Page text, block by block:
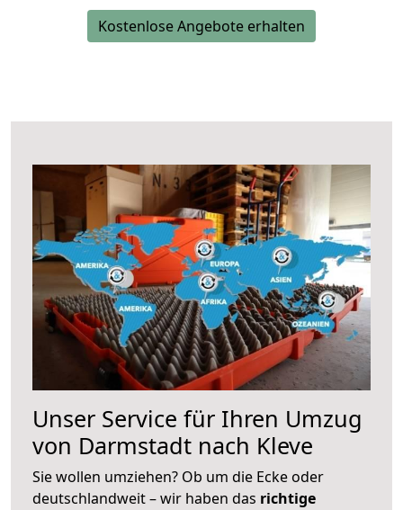
Kostenlose Angebote erhalten
Unser Service für Ihren Umzug
von Darmstadt nach Kleve
Sie wollen umziehen? Ob um die Ecke oder
deutschlandweit – wir haben das richtige